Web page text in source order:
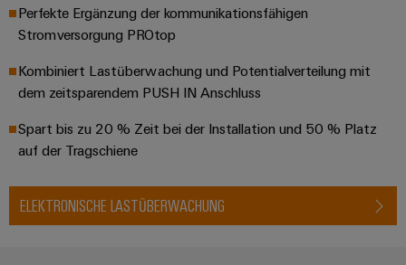
Perfekte Ergänzung der kommunikationsfähigen
Stromversorgung PROtop
Kombiniert Lastüberwachung und Potentialverteilung mit
dem zeitsparendem PUSH IN Anschluss
Spart bis zu 20 % Zeit bei der Installation und 50 % Platz
auf der Tragschiene
ELEKTRONISCHE LASTÜBERWACHUNG